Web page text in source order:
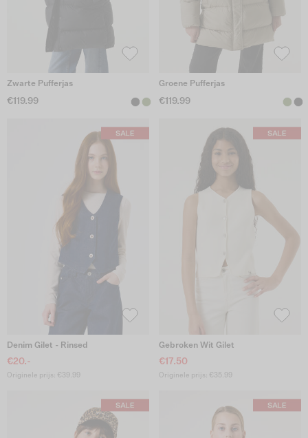
Zwarte Pufferjas
€119.99
Groene Pufferjas
€119.99
Denim Gilet - Rinsed
€20.-
Originele prijs: €39.99
Gebroken Wit Gilet
€17.50
Originele prijs: €35.99